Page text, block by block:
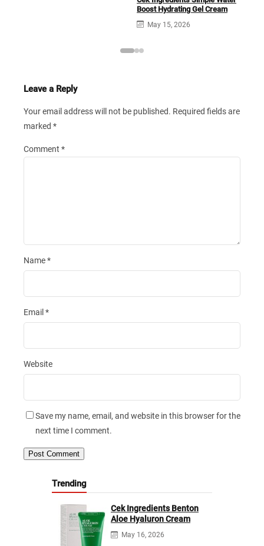
Boost Hydrating Gel Cream
May 15, 2026
Leave a Reply
Your email address will not be published. Required fields are
marked *
Comment *
Name*
Email *
Website
Save my name, email, and website in this browser for the
next time I comment.
Trending
Cek Ingredients Benton
Aloe Hyaluron Cream
May 16, 2026